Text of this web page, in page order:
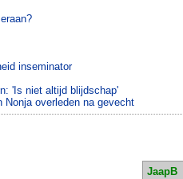
inseminator
'Is niet altijd blijdschap'
Nonja overleden na gevecht
JaapB